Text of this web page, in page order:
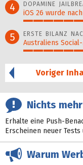
4 DOPAMINE
iOS 26 wurde
5 ERSTE BILANZ
Australiens
Voriger
Nichts
Erhalte eine Push-
Erscheinen neuer Tests
Warum